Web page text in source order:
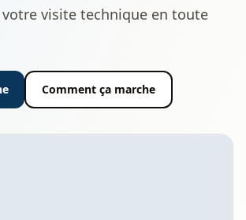
visite technique en toute
Comment ça marche